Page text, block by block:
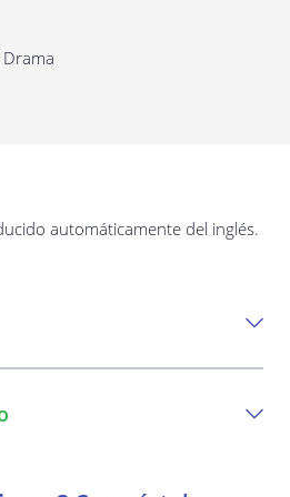
automáticamente del inglés.
2020